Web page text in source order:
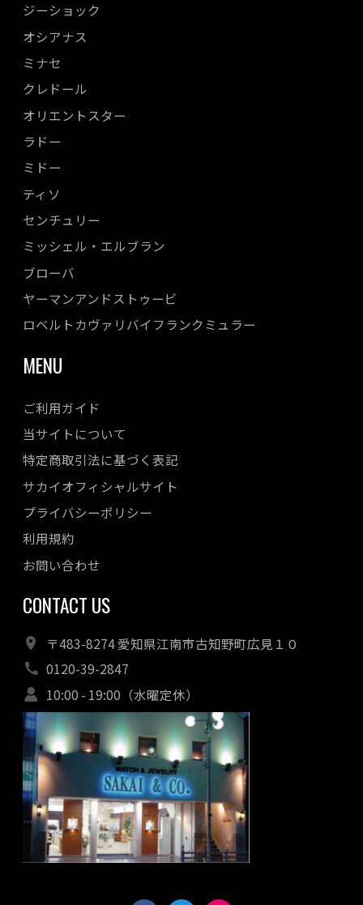
ジーショック
オシアナス
ミナセ
クレドール
オリエントスター
ラドー
ミドー
ティソ
センチュリー
ミッシェル・エルブラン
ブローバ
ヤーマンアンドストゥービ
ロベルトカヴァリバイフランクミュラー
MENU
ご利用ガイド
当サイトについて
特定商取引法に基づく表記
サカイオフィシャルサイト
プライバシーポリシー
利用規約
お問い合わせ
CONTACT US
〒483-8274 愛知県江南市古知野町広見１０
0120-39-2847
10:00 - 19:00（水曜定休）